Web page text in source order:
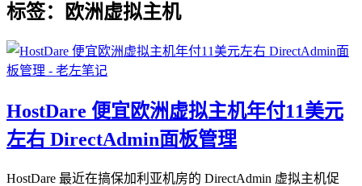
标签：欧洲虚拟主机
HostDare 便宜欧洲虚拟主机年付11美元
左右 DirectAdmin面板管理
HostDare 最近在搞保加利亚机房的 DirectAdmin 虚拟主机促